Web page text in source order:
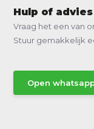
Hulp of
Vraag het een van
Stuur gemakkelijk
Open